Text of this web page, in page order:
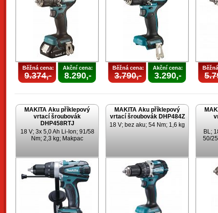
Běžná cena:
9.374,-
Akční cena:
8.290,-
Běžná cena:
3.790,-
Akční cena:
3.290,-
MAKITA Aku příklepový
vrtací šroubovák
DHP458RTJ
18 V; 3x 5,0 Ah Li-Ion; 91/58
Nm; 2,3 kg; Makpac
MAKITA Aku příklepový
vrtací šroubovák DHP484Z
18 V; bez aku; 54 Nm; 1,6 kg
BL;
50/